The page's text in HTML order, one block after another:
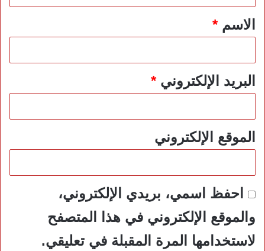
*الاسم*
البريد الإلكتروني*
الموقع الإلكتروني
احفظ اسمي، بريدي الإلكتروني،
والموقع الإلكتروني في هذا المتصفح
لاستخدامها المرة المقبلة في تعليقي.